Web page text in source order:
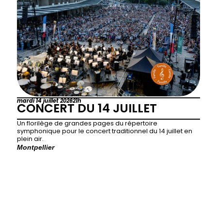
mardi 14 juillet 202621h
CONCERT DU 14 JUILLET
Un florilège de grandes pages du répertoire
symphonique pour le concert traditionnel du 14 juillet en
plein air.
Montpellier